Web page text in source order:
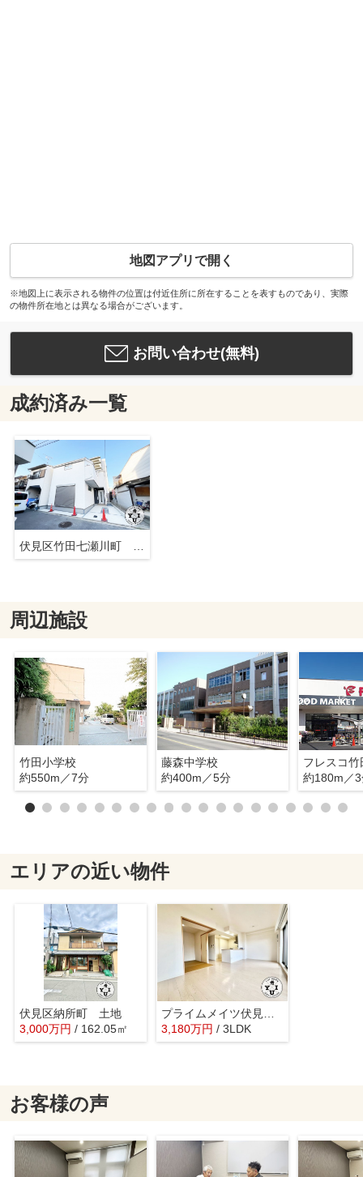
地図アプリで開く
※地図上に表示される物件の位置は付近住所に所在することを表すものであり、実際
の物件所在地とは異なる場合がございます。
お問い合わせ(無料)
成約済み一覧
周辺施設
竹田小学校
約550m／7分
藤森中学校
約400m／5分
フレスコ竹
約180m／
エリアの近い物件
伏見区納所町 土地
3,000万円 / 162.05㎡
プライムメイツ伏見丹波橋
3,180万円 / 3LDK
お客様の声